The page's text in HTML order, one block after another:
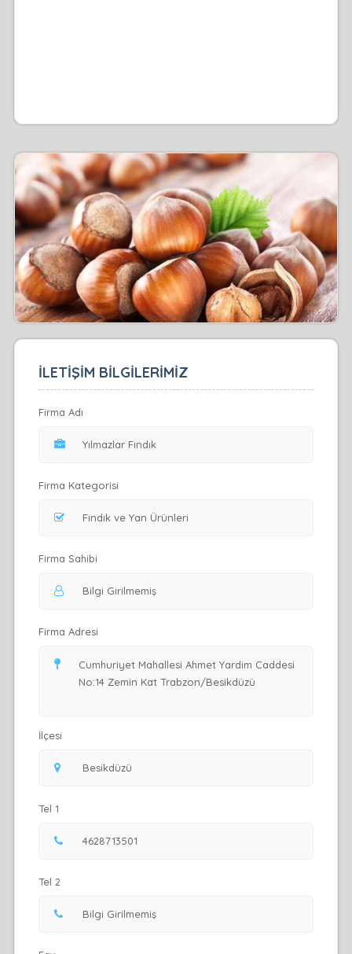
İLETİŞİM BİLGİLERİMİZ
Firma Adı
Firma Kategorisi
Firma Sahibi
Firma Adresi
İlçesi
Tel 1
Tel 2